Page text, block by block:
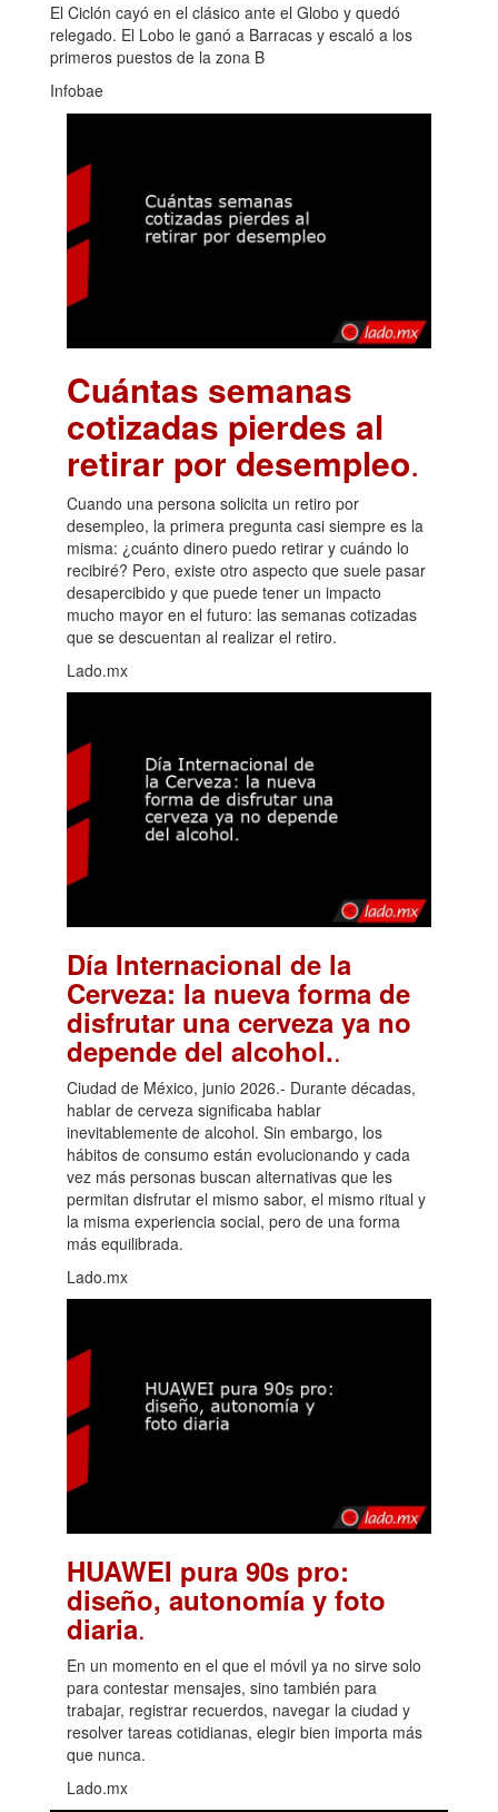
El Ciclón cayó en el clásico ante el Globo y quedó
relegado. El Lobo le ganó a Barracas y escaló a los
primeros puestos de la zona B
Infobae
Cuántas semanas
cotizadas pierdes al
retirar por desempleo.
Cuando una persona solicita un retiro por
desempleo, la primera pregunta casi siempre es la
misma: ¿cuánto dinero puedo retirar y cuándo lo
recibiré? Pero, existe otro aspecto que suele pasar
desapercibido y que puede tener un impacto
mucho mayor en el futuro: las semanas cotizadas
que se descuentan al realizar el retiro.
Lado.mx
Día Internacional de la
Cerveza: la nueva forma de
disfrutar una cerveza ya no
depende del alcohol..
Ciudad de México, junio 2026.- Durante décadas,
hablar de cerveza significaba hablar
inevitablemente de alcohol. Sin embargo, los
hábitos de consumo están evolucionando y cada
vez más personas buscan alternativas que les
permitan disfrutar el mismo sabor, el mismo ritual y
la misma experiencia social, pero de una forma
más equilibrada.
Lado.mx
HUAWEI pura 90s pro:
diseño, autonomía y foto
diaria.
En un momento en el que el móvil ya no sirve solo
para contestar mensajes, sino también para
trabajar, registrar recuerdos, navegar la ciudad y
resolver tareas cotidianas, elegir bien importa más
que nunca.
Lado.mx